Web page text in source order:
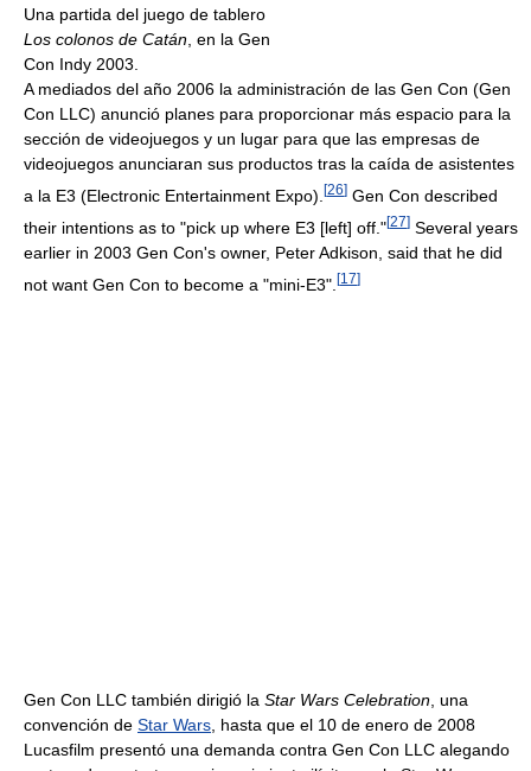
Una partida del juego de tablero
Los colonos de Catán, en la Gen
Con Indy 2003.
A mediados del año 2006 la administración de las Gen Con (Gen
Con LLC) anunció planes para proporcionar más espacio para la
sección de videojuegos y un lugar para que las empresas de
videojuegos anunciaran sus productos tras la caída de asistentes
a la E3 (Electronic Entertainment Expo). [26] Gen Con described
their intentions as to "pick up where E3 [left] off."[27] Several years
earlier in 2003 Gen Con's owner, Peter Adkison, said that he did
not want Gen Con to become a "mini-E3". [17]
Gen Con LLC también dirigió la Star Wars Celebration, una
convención de Star Wars, hasta que el 10 de enero de 2008
Lucasfilm presentó una demanda contra Gen Con LLC alegando